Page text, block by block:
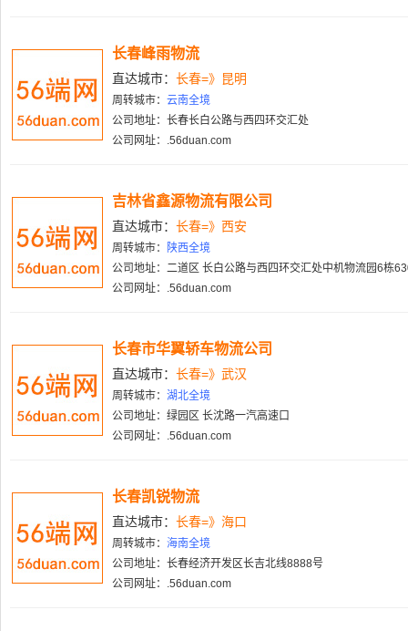
长春峰雨物流
直达城市： 长春=》昆明
周转城市： 云南全境
公司地址：长春长白公路与西四环交汇处
公司网址：.56duan.com
吉林省鑫源物流有限公司
直达城市： 长春=》西安
周转城市：
陕西全境
公司地址：二道区 长白公路与西四环交汇处中机物流园6栋
公司网址：.56duan.com
长春市华翼轿车物流公司
直达城市： 长春=》武汉
周转城市： 湖北全境
公司地址：绿园区 长沈路一汽高速口
公司网址：.56duan.com
长春凯锐物流
直达城市： 长春=》海口
周转城市： 海南全境
公司地址：长春经济开发区长吉北线8888号
公司网址：.56duan.com